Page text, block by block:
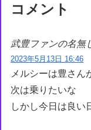
コメント
武豊ファンの名無
2023年5月13日 16:46
メルシーは豊さん
次は乗りたいな
しかし今日は良い